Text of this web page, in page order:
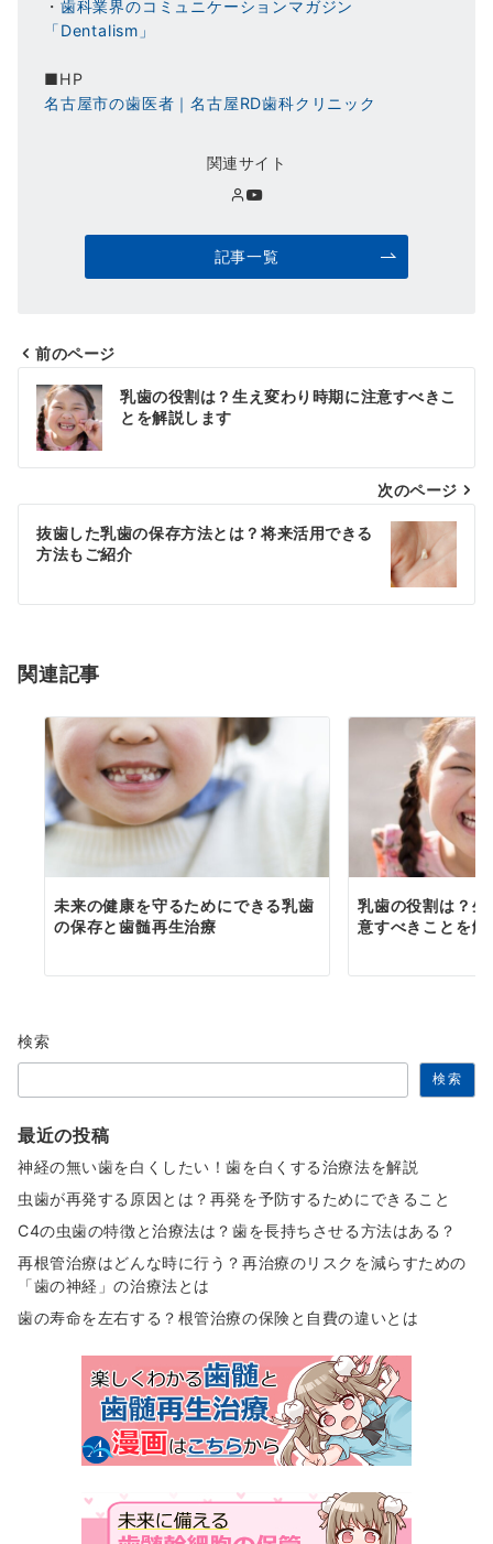
・ 歯科業界のコミュニケーションマガジン
「Dentalism」
■HP
名古屋市の歯医者｜名古屋RD歯科クリニック
関連サイト
記事一覧
投
稿
ナ
ビ
ゲ
ー
シ
ン
前のページ
乳歯の役割は？生え変わり時期に注意すべきこ
とを解説します
次のページ
抜歯した乳歯の保存方法とは？将来活用できる
方法もご紹介
関連記事
未来の健康を守るためにできる乳歯
の保存と歯髄再生治療
乳歯の役割は？
意すべきことを解
検索
検索
最近の投稿
神経の無い歯を白くしたい！歯を白くする治療法を解説
虫歯が再発する原因とは？再発を予防するためにできること
C4の虫歯の特徴と治療法は？歯を長持ちさせる方法はある？
再根管治療はどんな時に行う？再治療のリスクを減らすための
「歯の神経」の治療法とは
歯の寿命を左右する？根管治療の保険と自費の違いとは